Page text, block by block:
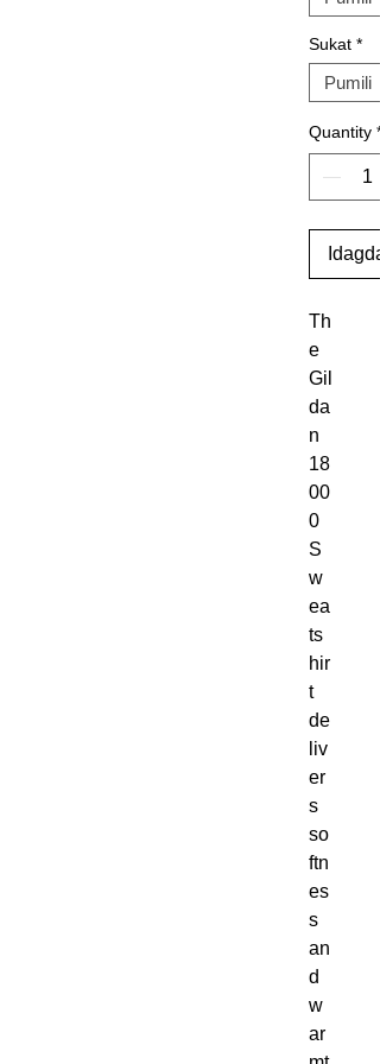
Sukat *
Quantity *
Th
e
Gil
da
n
18
00
0
S
w
ea
ts
hir
t
de
liv
er
s
so
ftn
es
s
an
d
w
ar